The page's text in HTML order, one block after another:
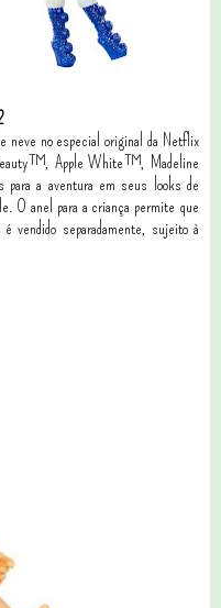
no especial original da Netflix
Apple White™, Madeline
a aventura em seus looks de
O anel para a criança permite que
vendido separadamente, sujeito à